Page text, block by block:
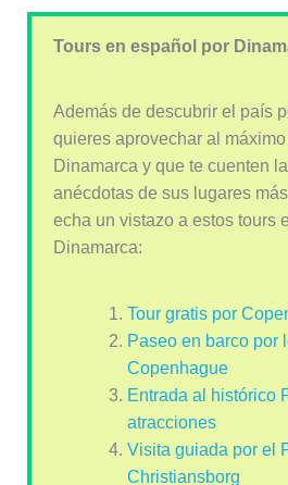
Tours en español por
Además de descubrir el país
quieres aprovechar al
Dinamarca y que te cuenten
anécdotas de sus lugares
echa un vistazo a estos tours
Dinamarca:
Tour gratis por
Paseo en barco por
Copenhague
Entrada al histórico
atracciones
Visita guiada por el
Christiansborg